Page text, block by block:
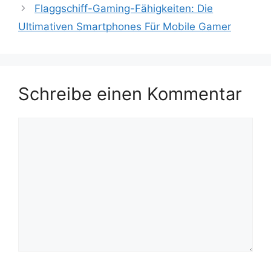
Flaggschiff-Gaming-Fähigkeiten: Die
Ultimativen Smartphones Für Mobile Gamer
Schreibe einen Kommentar